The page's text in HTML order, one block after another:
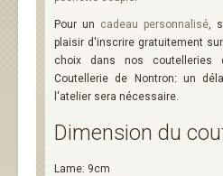
Pour un cadeau personnalisé,
plaisir d'inscrire gratuitement
choix dans nos coutelleries
Coutellerie de Nontron: un
l'atelier sera nécessaire.
Dimension du
Lame: 9cm